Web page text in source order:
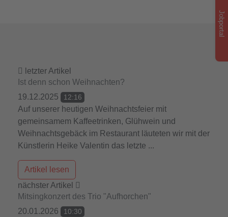
letzter Artikel
Ist denn schon Weihnachten?
19.12.2025
12:16
Auf unserer heutigen Weihnachtsfeier mit
gemeinsamem Kaffeetrinken, Glühwein und
Weihnachtsgebäck im Restaurant läuteten wir mit der
Künstlerin Heike Valentin das letzte ...
Artikel lesen
nächster Artikel
Mitsingkonzert des Trio "Aufhorchen"
20.01.2026
10:30
Jobportal